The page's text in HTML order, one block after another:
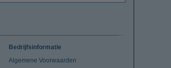
Bedrijfsinformatie
Algemene Voorwaarden